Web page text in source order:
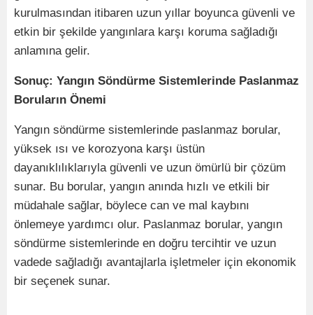
kurulmasından itibaren uzun yıllar boyunca güvenli ve
etkin bir şekilde yangınlara karşı koruma sağladığı
anlamına gelir.
Sonuç: Yangın Söndürme Sistemlerinde Paslanmaz
Boruların Önemi
Yangın söndürme sistemlerinde paslanmaz borular,
yüksek ısı ve korozyona karşı üstün
dayanıklılıklarıyla güvenli ve uzun ömürlü bir çözüm
sunar. Bu borular, yangın anında hızlı ve etkili bir
müdahale sağlar, böylece can ve mal kaybını
önlemeye yardımcı olur. Paslanmaz borular, yangın
söndürme sistemlerinde en doğru tercihtir ve uzun
vadede sağladığı avantajlarla işletmeler için ekonomik
bir seçenek sunar.